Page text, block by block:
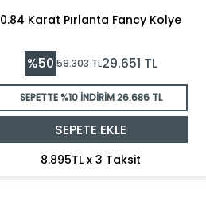
0.84 Karat Pırlanta Fancy Kolye
%50 59.303TL29.651 TL
SEPETTE %10 İNDİRİM26.686 TL
SEPETE EKLE
8.895TL x 3 Taksit